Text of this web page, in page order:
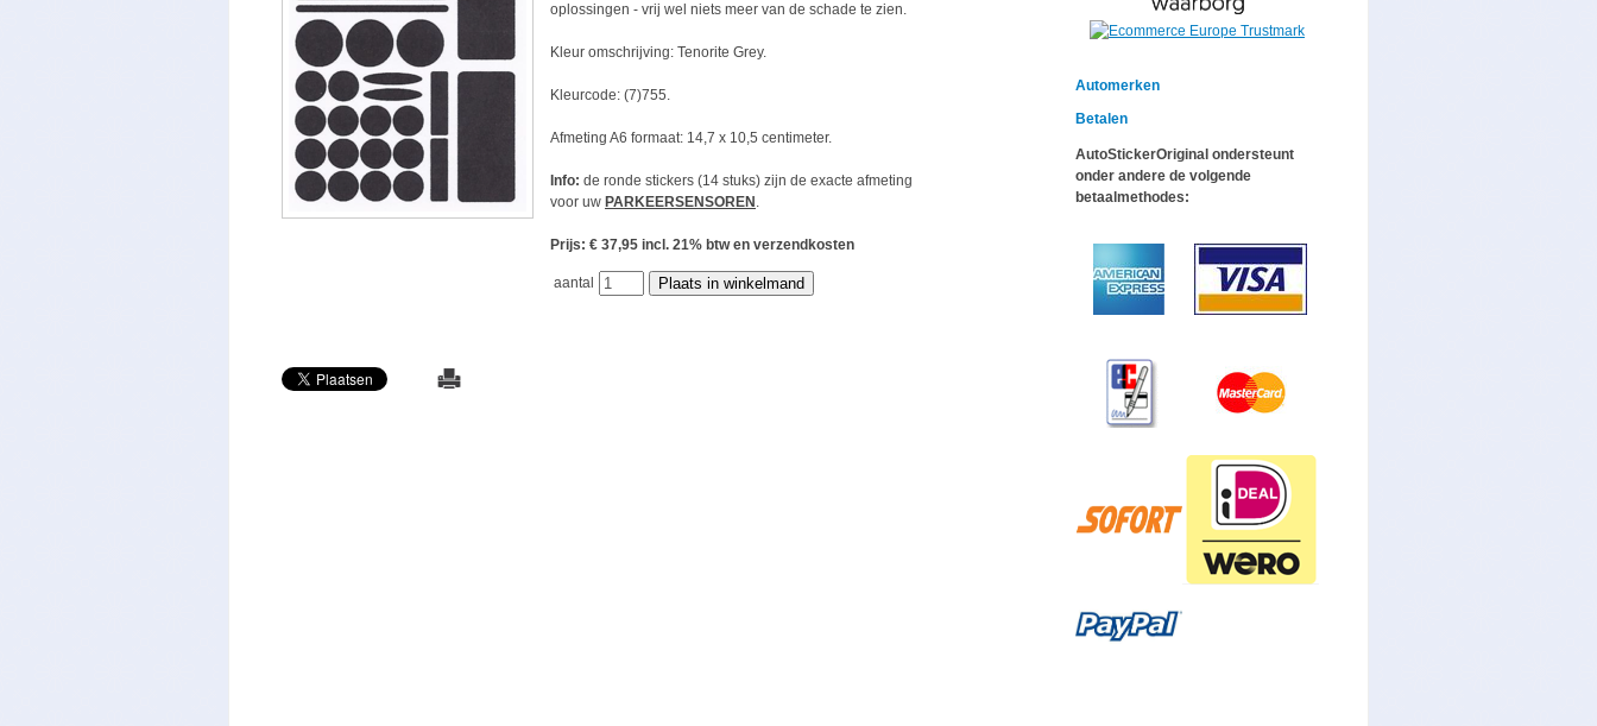
oplossingen - vrij wel niets meer van de schade te zien.
Kleur omschrijving: Tenorite Grey.
Kleurcode: (7)755.
Afmeting A6 formaat: 14,7 x 10,5 centimeter.
Info: de ronde stickers (14 stuks) zijn de exacte afmeting
voor uw PARKEERSENSOREN .
Prijs: € 37,95 incl. 21% btw en verzendkosten
aantal
Automerken
Betalen
AutoStickerOriginal ondersteunt
onder andere de volgende
betaalmethodes: